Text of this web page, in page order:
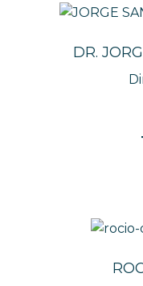
DR.